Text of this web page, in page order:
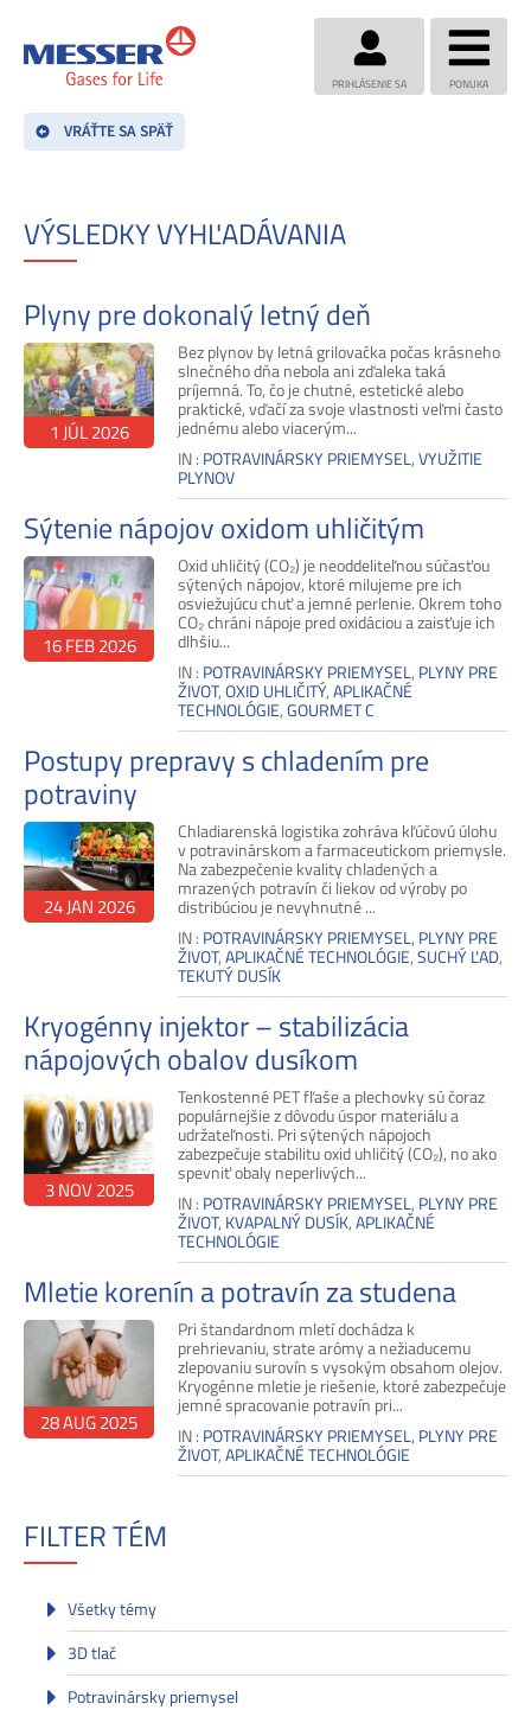
PRIHLÁSENIE SA PONUKA
VRÁŤTE SA SPÄŤ
VÝSLEDKY VYHĽADÁVANIA
Plyny pre dokonalý letný deň
1 JÚL 2026
Bez plynov by letná grilovačka počas krásneho
slnečného dňa nebola ani zďaleka taká
príjemná. To, čo je chutné, estetické alebo
praktické, vďačí za svoje vlastnosti veľmi často
jednému alebo viacerým...
IN : POTRAVINÁRSKY PRIEMYSEL, VYUŽITIE
PLYNOV
Sýtenie nápojov oxidom uhličitým
16 FEB 2026
Oxid uhličitý (CO₂) je neoddeliteľnou súčasťou
sýtených nápojov, ktoré milujeme pre ich
osviežujúcu chuť a jemné perlenie. Okrem toho
CO₂ chráni nápoje pred oxidáciou a zaisťuje ich
dlhšiu...
IN : POTRAVINÁRSKY PRIEMYSEL, PLYNY PRE
ŽIVOT, OXID UHLIČITÝ, APLIKAČNÉ
TECHNOLÓGIE, GOURMET C
Postupy prepravy s chladením pre
potraviny
24 JAN 2026
Chladiarenská logistika zohráva kľúčovú úlohu
v potravinárskom a farmaceutickom priemysle.
Na zabezpečenie kvality chladených a
mrazených potravín či liekov od výroby po
distribúciou je nevyhnutné ...
IN : POTRAVINÁRSKY PRIEMYSEL, PLYNY PRE
ŽIVOT, APLIKAČNÉ TECHNOLÓGIE, SUCHÝ ĽAD,
TEKUTÝ DUSÍK
Kryogénny injektor – stabilizácia
nápojových obalov dusíkom
3 NOV 2025
Tenkostenné PET fľaše a plechovky sú čoraz
populárnejšie z dôvodu úspor materiálu a
udržateľnosti. Pri sýtených nápojoch
zabezpečuje stabilitu oxid uhličitý (CO₂), no ako
spevniť obaly neperlivých...
IN : POTRAVINÁRSKY PRIEMYSEL, PLYNY PRE
ŽIVOT, KVAPALNÝ DUSÍK, APLIKAČNÉ
TECHNOLÓGIE
Mletie korenín a potravín za studena
28 AUG 2025
Pri štandardnom mletí dochádza k
prehrievaniu, strate arómy a nežiaducemu
zlepovaniu surovín s vysokým obsahom olejov.
Kryogénne mletie je riešenie, ktoré zabezpečuje
jemné spracovanie potravín pri...
IN : POTRAVINÁRSKY PRIEMYSEL, PLYNY PRE
ŽIVOT, APLIKAČNÉ TECHNOLÓGIE
FILTER TÉM
Všetky témy
3D tlač
Potravinársky priemysel